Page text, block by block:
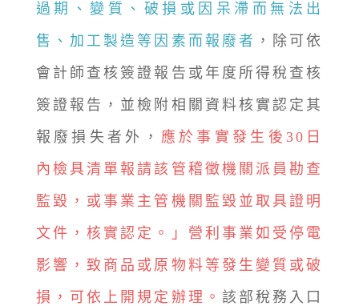
過期、變質、破損或因呆滯而無法出
售、加工製造等因素而報廢者 ，除可依
會計師查核簽證報告或年度所得稅查核
簽證報告，並檢附相關資料核實認定其
報廢損失者外， 應於事實發生後30日
內檢具清單報請該管稽徵機關派員勘查
監毀，或事業主管機關監毀並取具證明
文件，核實認定。」營利事業如受停電
影響，致商品或原物料等發生變質或破
損，可依上開規定辦理。 該部稅務入口